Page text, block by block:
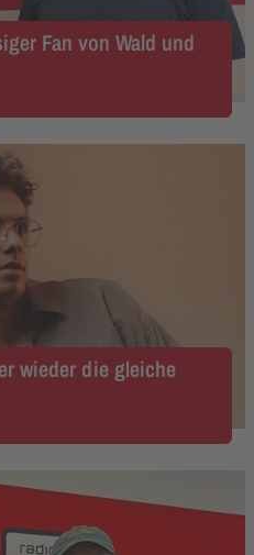
Fan von Wald und
wieder die gleiche